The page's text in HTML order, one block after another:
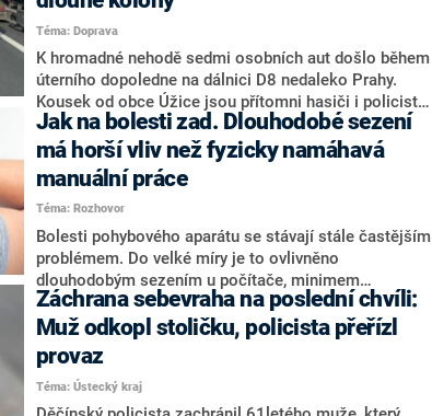
Téma: Doprava
K hromadné nehodě sedmi osobních aut došlo během
úterního dopoledne na dálnici D8 nedaleko Prahy.
Kousek od obce Úžice jsou přítomni hasiči i policisté.
Hromadná havárie se obešla bez vážných zranění,
ovšem jedna zraněná osoba byla předána do péče
záchranářů. Provoz je v místě incidentu omezen a
tvoří se až pětikilometrové kolony. Informovali o tom
hasiči na sociální síti X.
Jak na bolesti zad. Dlouhodobé sezení
má horší vliv než fyzicky namáhavá
manuální práce
Téma: Rozhovor
Bolesti pohybového aparátu se stávají stále častějším
problémem. Do velké míry je to ovlivněno
dlouhodobým sezením u počítače, minimem
rozmanitého pohybu a vysokou mírou stresu. Jaká je
prevence těchto nepříjemných bolestí, které se mohou
stát chronickými, a kdy je vhodná chvíle objednat se k
lékaři? Na to se CNN Prima NEWS zeptala
fyzioterapeutky Petry Švarcové, která má více než
třicetiletou praxi a věnuje se dospělým i dětem.
Záchrana sebevraha na poslední chvíli:
Muž odkopl stoličku, policista přeřízl
provaz
Téma: Ústecký kraj